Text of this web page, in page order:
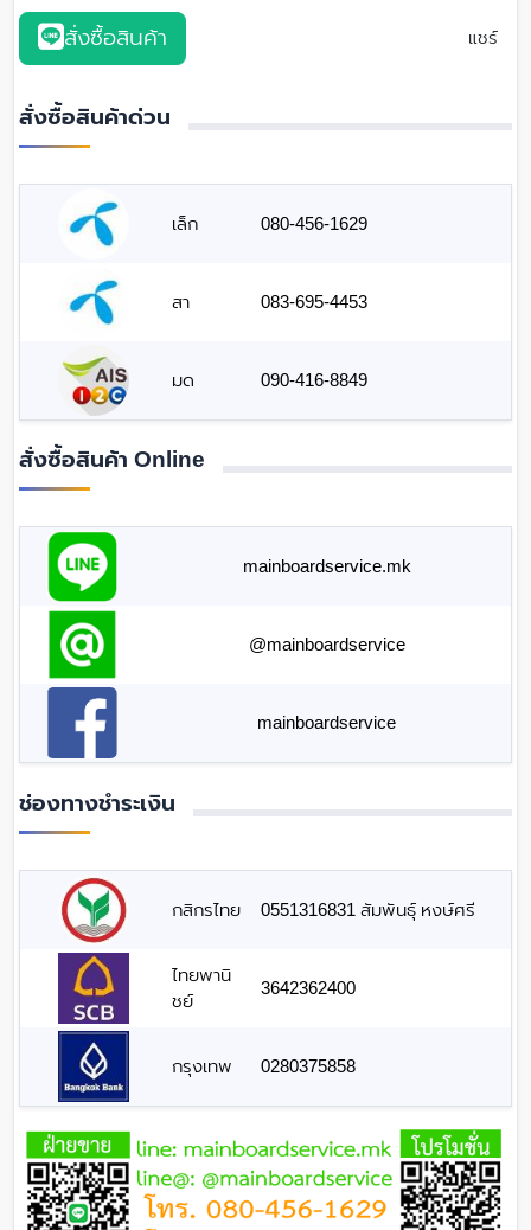
สั่งซื้อสินค้า แชร์
สั่งซื้อสินค้าด่วน
เล็ก 080-456-1629
สา 083-695-4453
มด 090-416-8849
สั่งซื้อสินค้า Online
mainboardservice.mk
@mainboardservice
mainboardservice
ช่องทางชำระเงิน
กสิกรไทย 0551316831 สัมพันธุ์ หงษ์ศรี
ไทยพานิ
ชย์
3642362400
กรุงเทพ 0280375858